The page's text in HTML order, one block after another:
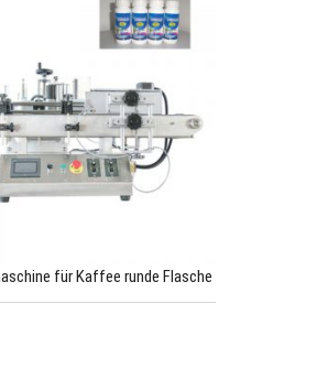
für Kaffee runde Flasche